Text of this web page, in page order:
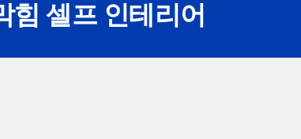
힘 셀프 인테리어